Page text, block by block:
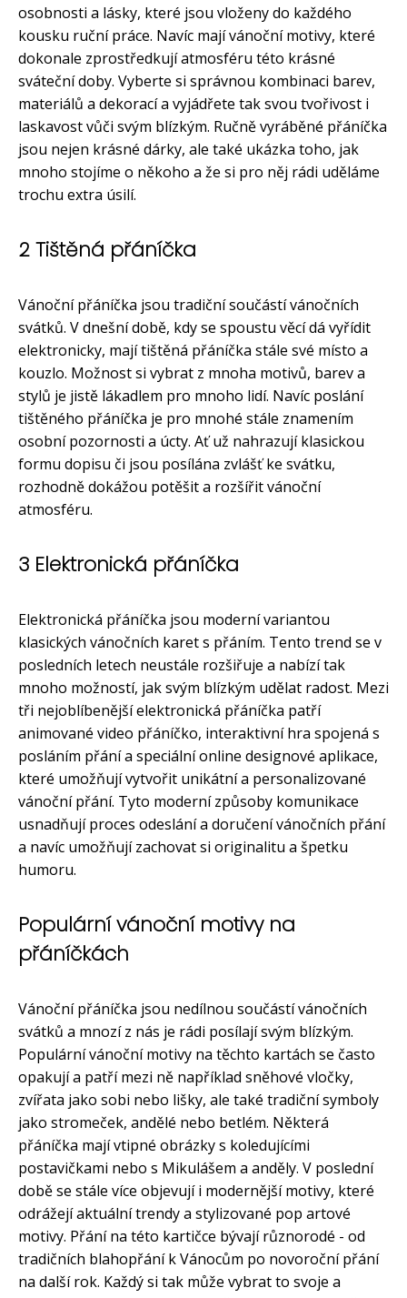
osobnosti a lásky, které jsou vloženy do každého
kousku ruční práce. Navíc mají vánoční motivy, které
dokonale zprostředkují atmosféru této krásné
sváteční doby. Vyberte si správnou kombinaci barev,
materiálů a dekorací a vyjádřete tak svou tvořivost i
laskavost vůči svým blízkým. Ručně vyráběné přáníčka
jsou nejen krásné dárky, ale také ukázka toho, jak
mnoho stojíme o někoho a že si pro něj rádi uděláme
trochu extra úsilí.
2 Tištěná přáníčka
Vánoční přáníčka jsou tradiční součástí vánočních
svátků. V dnešní době, kdy se spoustu věcí dá vyřídit
elektronicky, mají tištěná přáníčka stále své místo a
kouzlo. Možnost si vybrat z mnoha motivů, barev a
stylů je jistě lákadlem pro mnoho lidí. Navíc poslání
tištěného přáníčka je pro mnohé stále znamením
osobní pozornosti a úcty. Ať už nahrazují klasickou
formu dopisu či jsou posílána zvlášť ke svátku,
rozhodně dokážou potěšit a rozšířit vánoční
atmosféru.
3 Elektronická přáníčka
Elektronická přáníčka jsou moderní variantou
klasických vánočních karet s přáním. Tento trend se v
posledních letech neustále rozšiřuje a nabízí tak
mnoho možností, jak svým blízkým udělat radost. Mezi
tři nejoblíbenější elektronická přáníčka patří
animované video přáníčko, interaktivní hra spojená s
posláním přání a speciální online designové aplikace,
které umožňují vytvořit unikátní a personalizované
vánoční přání. Tyto moderní způsoby komunikace
usnadňují proces odeslání a doručení vánočních přání
a navíc umožňují zachovat si originalitu a špetku
humoru.
Populární vánoční motivy na
přáníčkách
Vánoční přáníčka jsou nedílnou součástí vánočních
svátků a mnozí z nás je rádi posílají svým blízkým.
Populární vánoční motivy na těchto kartách se často
opakují a patří mezi ně například sněhové vločky,
zvířata jako sobi nebo lišky, ale také tradiční symboly
jako stromeček, andělé nebo betlém. Některá
přáníčka mají vtipné obrázky s koledujícími
postavičkami nebo s Mikulášem a anděly. V poslední
době se stále více objevují i modernější motivy, které
odrážejí aktuální trendy a stylizované pop artové
motivy. Přání na této kartičce bývají různorodé - od
tradičních blahopřání k Vánocům po novoroční přání
na další rok. Každý si tak může vybrat to svoje a